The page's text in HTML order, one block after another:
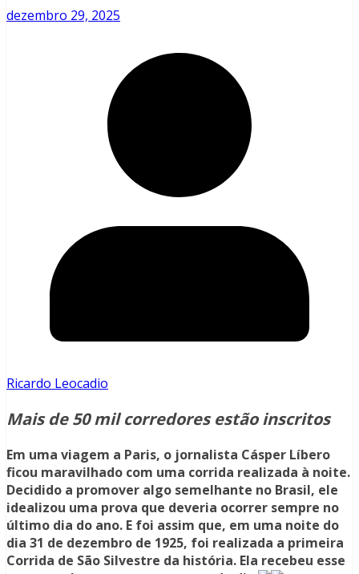
dezembro 29, 2025
Ricardo Leocadio
Mais de 50 mil corredores estão inscritos
Em uma viagem a Paris, o jornalista Cásper Líbero
ficou maravilhado com uma corrida realizada à noite.
Decidido a promover algo semelhante no Brasil, ele
idealizou uma prova que deveria ocorrer sempre no
último dia do ano. E foi assim que, em uma noite do
dia 31 de dezembro de 1925, foi realizada a primeira
Corrida de São Silvestre da história. Ela recebeu esse